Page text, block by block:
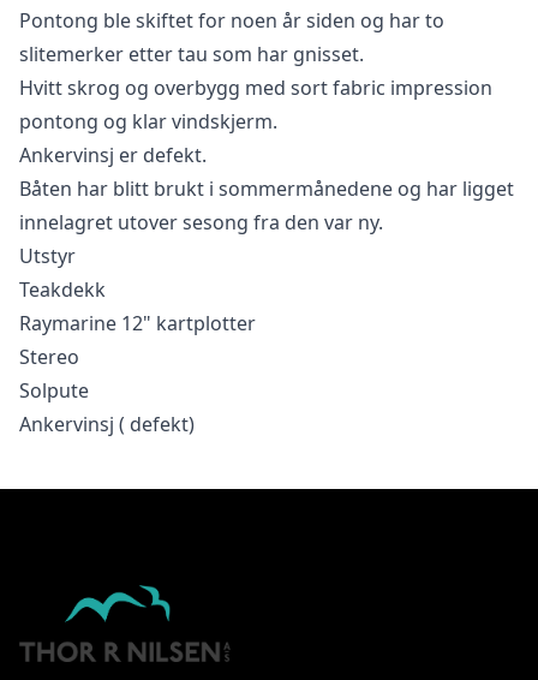
Pontong ble skiftet for noen år siden og har to
slitemerker etter tau som har gnisset.
Hvitt skrog og overbygg med sort fabric impression
pontong og klar vindskjerm.
Ankervinsj er defekt.
Båten har blitt brukt i sommermånedene og har ligget
innelagret utover sesong fra den var ny.
Utstyr
Teakdekk
Raymarine 12" kartplotter
Stereo
Solpute
Ankervinsj ( defekt)